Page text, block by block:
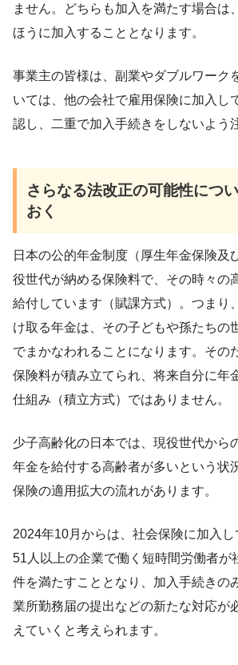
ません。どちらも加入を満たす場合は
ほうに加入することとなります。
事業主の皆様は、副業やダブルワーク
いては、他の会社で雇用保険に加入し
認し、二重で加入手続きをしないよう
さらなる法改正の可能性につ
おく
日本の公的年金制度（厚生年金保険及
役世代が納める保険料で、その時々の
給付しています（賦課方式）。つまり
け取る年金は、その子どもや孫たちの
でまかなわれることになります。その
保険料が積み立てられ、将来自分に年
仕組み（積立方式）ではありません。
少子高齢化の日本では、現役世代から
年金を給付する高齢者が多いという状
保険の適用拡大の流れがあります。
2024年10月からは、社会保険に加入
51人以上の企業で働く短時間労働者が
件を満たすこととなり、加入手続きの
業所勤務届の提出などの新たな対応が
えていくと考えられます。